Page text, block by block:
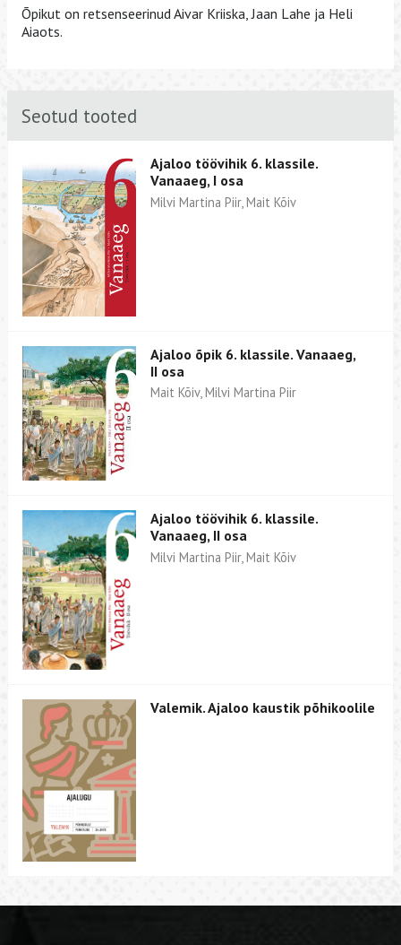
Õpikut on retsenseerinud Aivar Kriiska, Jaan Lahe ja Heli
Aiaots.
Seotud tooted
Ajaloo töövihik 6. klassile.
Vanaaeg, I osa
Milvi Martina Piir, Mait Kõiv
Ajaloo õpik 6. klassile. Vanaaeg,
II osa
Mait Kõiv, Milvi Martina Piir
Ajaloo töövihik 6. klassile.
Vanaaeg, II osa
Milvi Martina Piir, Mait Kõiv
Valemik. Ajaloo kaustik põhikoolile